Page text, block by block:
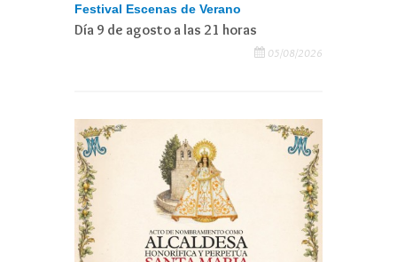
Festival Escenas de Verano
Día 9 de agosto a las 21 horas
05/08/2026